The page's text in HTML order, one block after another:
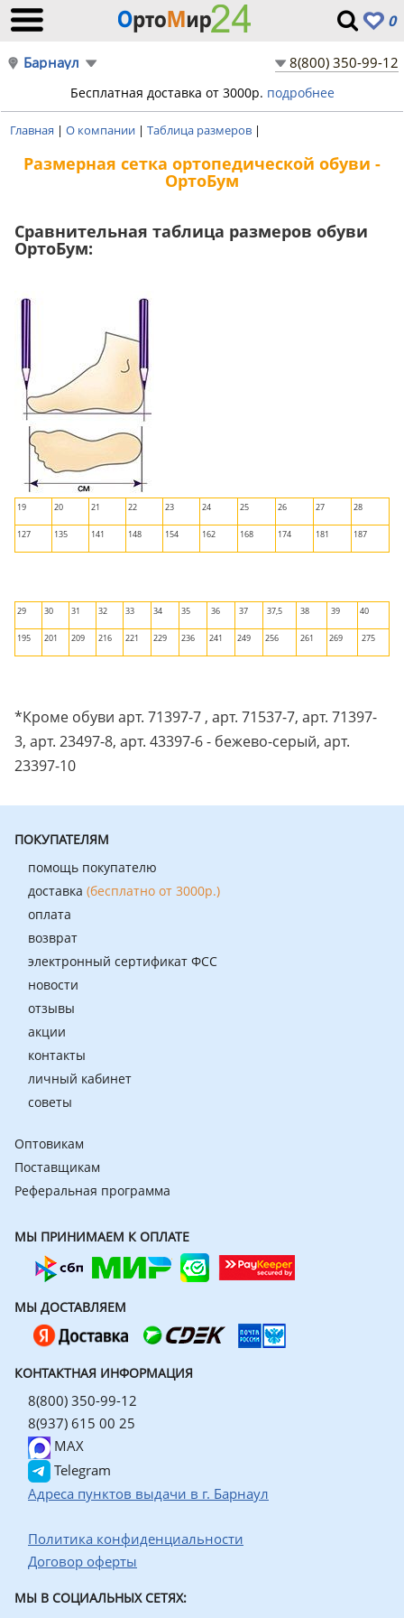
0
Барнаул 8(800) 350-99-12
Бесплатная доставка от 3000р. подробнее
Главная | О компании | Таблица размеров |
Размерная сетка ортопедической обуви -
ОртоБум
Сравнительная таблица размеров обуви
ОртоБум:
19 20 21 22 23 24 25 26 27 28
127 135 141 148 154 162 168 174 181 187
29 30 31 32 33 34 35 36 37 37,5 38 39 40
195 201 209 216 221 229 236 241 249 256 261 269 275
*Кроме обуви арт. 71397-7 , арт. 71537-7, арт. 71397-
3, арт. 23497-8, арт. 43397-6 - бежево-серый, арт.
23397-10
ПОКУПАТЕЛЯМ
помощь покупателю
доставка (бесплатно от 3000р.)
оплата
возврат
электронный сертификат ФСС
новости
отзывы
акции
контакты
личный кабинет
советы
Оптовикам
Поставщикам
Реферальная программа
МЫ ПРИНИМАЕМ К ОПЛАТЕ
МЫ ДОСТАВЛЯЕМ
КОНТАКТНАЯ ИНФОРМАЦИЯ
8(800) 350-99-12
8(937) 615 00 25
MAX
Telegram
Адреса пунктов выдачи в г. Барнаул
Политика конфиденциальности
Договор оферты
МЫ В СОЦИАЛЬНЫХ СЕТЯХ: